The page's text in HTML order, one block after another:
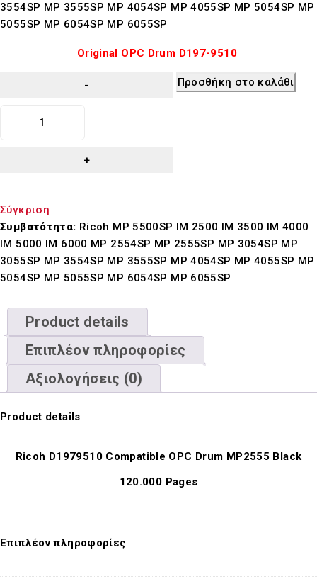
3554SP MP 3555SP MP 4054SP MP 4055SP MP 5054SP MP
5055SP MP 6054SP MP 6055SP
Original OPC Drum D197-9510
Προσθήκη στο καλάθι
Σύγκριση
Συμβατότητα: Ricoh MP 5500SP IM 2500 IM 3500 IM 4000
IM 5000 IM 6000 MP 2554SP MP 2555SP MP 3054SP MP
3055SP MP 3554SP MP 3555SP MP 4054SP MP 4055SP MP
5054SP MP 5055SP MP 6054SP MP 6055SP
Product details
Επιπλέον πληροφορίες
Αξιολογήσεις (0)
Product details
Ricoh D1979510 Compatible OPC Drum MP2555 Black
120.000 Pages
Επιπλέον πληροφορίες